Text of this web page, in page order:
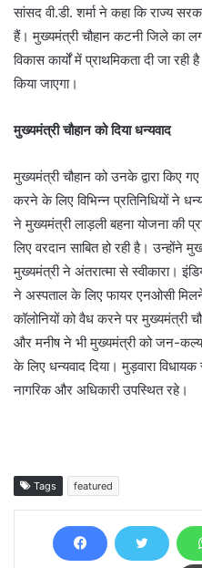
सांसद वी.डी. शर्मा ने कहा कि राज्य
हैं। मुख्यमंत्री चौहान कटनी जिले का
विकास कार्यों में प्राथमिकता दी जा
किया जाएगा।
मुख्यमंत्री चौहान को दिया धन्यवाद
मुख्यमंत्री चौहान को उनके द्वारा किए
करने के लिए विभिन्न प्रतिनिधियों ने
ने मुख्यमंत्री लाड़ली बहना योजना की
लिए वरदान साबित हो रही है। उन्होंने
मुख्यमंत्री ने अंतरात्मा से स्वीकारा।
ने अस्पताल के लिए फायर एनओसी
कॉलोनियों को वैध करने पर मुख्यमंत्री
और मनीष ने भी मुख्यमंत्री को जन-
के लिए धन्यवाद दिया। मुड़वारा
नागरिक और अधिकारी उपस्थित रहे।
Tags featured